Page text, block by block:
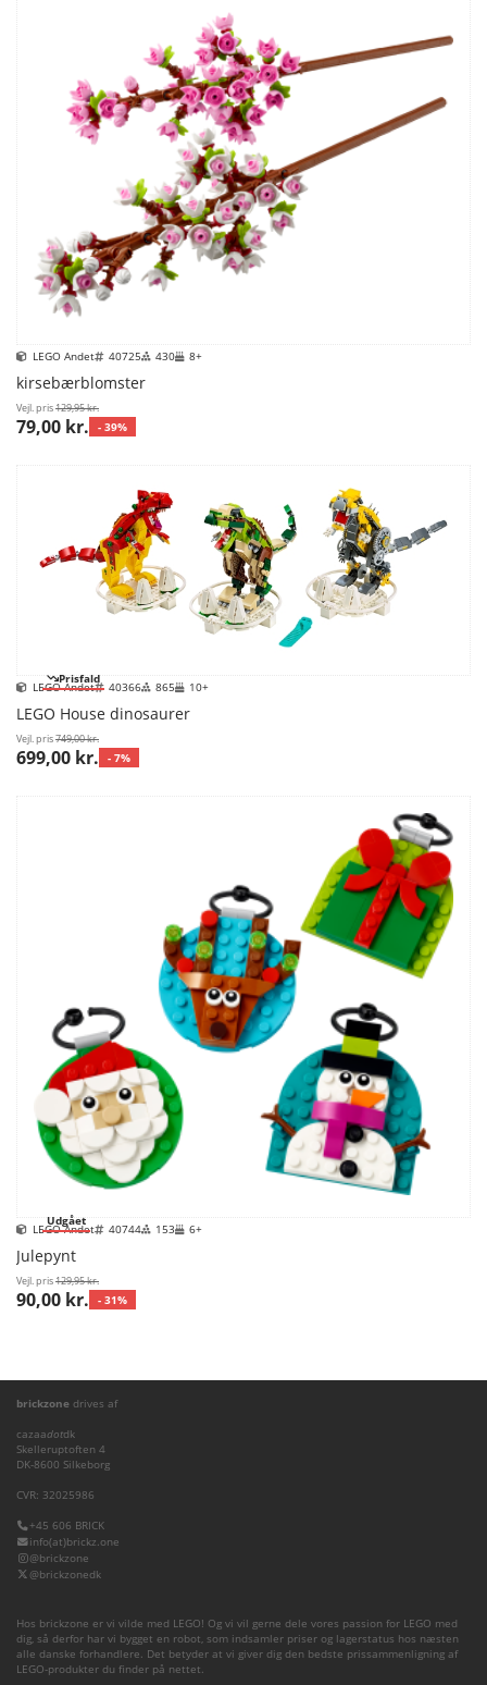
LEGO Andet 40725 430 8+
kirsebærblomster
Vejl. pris129,95 kr.
79,00 kr. - 39%
Prisfald
LEGO Andet 40366 865 10+
LEGO House dinosaurer
Vejl. pris749,00 kr.
699,00 kr. - 7%
Udgået
LEGO Andet 40744 153 6+
Julepynt
Vejl. pris129,95 kr.
90,00 kr. - 31%
brickzone drives af
cazaadotdk
Skelleruptoften 4
DK-8600 Silkeborg
CVR: 32025986
+45 606 BRICK
info(at)brickz.one
@brickzone
@brickzonedk
Hos brickzone er vi vilde med LEGO! Og vi vil gerne dele vores passion for LEGO med
dig, så derfor har vi bygget en robot, som indsamler priser og lagerstatus hos næsten
alle danske forhandlere. Det betyder at vi giver dig den bedste prissammenligning af
LEGO-produkter du finder på nettet.